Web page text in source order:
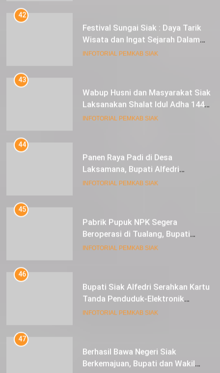
43
Wabup Husni dan Masyarakat Siak
Laksanakan Shalat Idul Adha 1445
Hijriah di Lapangan Tugu Siak
INFOTORIAL PEMKAB SIAK
44
Panen Raya Padi di Desa
Laksamana, Bupati Alfedri
Serahkan 16 Unit Mesin Pompa Air
INFOTORIAL PEMKAB SIAK
45
Pabrik Pupuk NPK Segera
Beroperasi di Tualang, Bupati
Alfedri Investasi ini Tingkatkan
INFOTORIAL PEMKAB SIAK
46
Bupati Siak Alfedri Serahkan Kartu
Tanda Penduduk-Elektronik
Kepada Pelajar SMK 1 Koto Gasib
INFOTORIAL PEMKAB SIAK
47
Berhasil Bawa Negeri Siak
Berkemajuan, Bupati dan Wakil
Bupati Siak Terima Gelar Adat
INFOTORIAL PEMKAB SIAK
48
Posisi Harga Sedang Mantap,
Petani Semangka Tasik Seminai